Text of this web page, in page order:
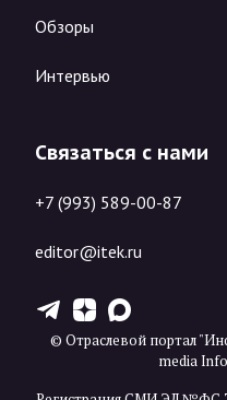
Обзоры
Интервью
Связаться с нами
+7 (993) 589-00-87
editor@itek.ru
T Z X
© Отраслевой портал
media